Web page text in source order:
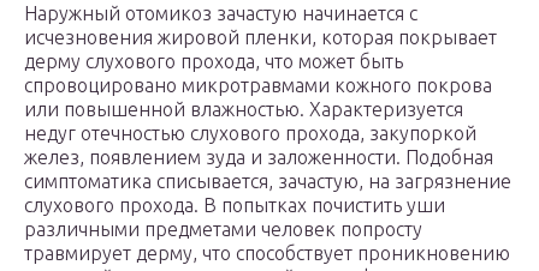
Наружный отомикоз зачастую начинается с
исчезновения жировой пленки, которая покрывает
дерму слухового прохода, что может быть
спровоцировано микротравмами кожного покрова
или повышенной влажностью. Характеризуется
недуг отечностью слухового прохода, закупоркой
желез, появлением зуда и заложенности. Подобная
симптоматика списывается, зачастую, на загрязнение
слухового прохода. В попытках почистить уши
различными предметами человек попросту
травмирует дерму, что способствует проникновению